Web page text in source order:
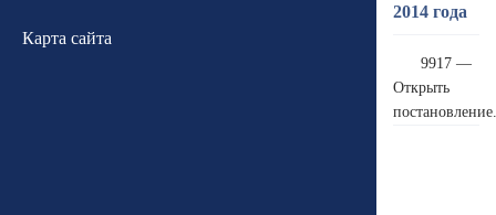
Карта сайта
2014 года
9917 —
Открыть